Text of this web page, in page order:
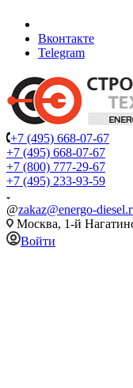
Вконтакте
Telegram
+7 (495) 668-07-67
+7 (495) 668-07-67
+7 (800) 777-29-67
+7 (495) 233-93-59
@zakaz@energo-
Москва, 1-й
Войти